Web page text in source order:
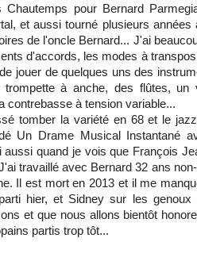
Chautemps pour Bernard
et aussi tourné plusieurs
de l'oncle Bernard... J'ai
d'accords, les modes à
jouer de quelques uns des
trompette à anche, des flûtes, un
contrebasse à tension variable...
tomber la variété en 68 et le
Un Drame Musical Instantané
aussi quand je vois que François
travaillé avec Bernard 32 ans
Il est mort en 2013 et il me
hier, et Sidney sur les
et que nous allons bientôt
partis trop tôt...